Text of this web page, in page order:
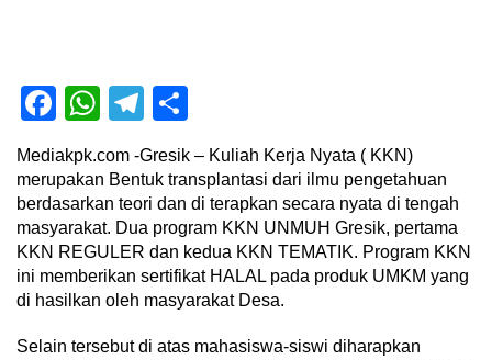
Facebook
WhatsApp
Telegram
Mediakpk.com -Gresik – Kuliah Kerja Nyata ( KKN)
merupakan Bentuk transplantasi dari ilmu pengetahuan
berdasarkan teori dan di terapkan secara nyata di tengah
masyarakat. Dua program KKN UNMUH Gresik, pertama
KKN REGULER dan kedua KKN TEMATIK. Program KKN
ini memberikan sertifikat HALAL pada produk UMKM yang
di hasilkan oleh masyarakat Desa.
Selain tersebut di atas mahasiswa-siswi diharapkan